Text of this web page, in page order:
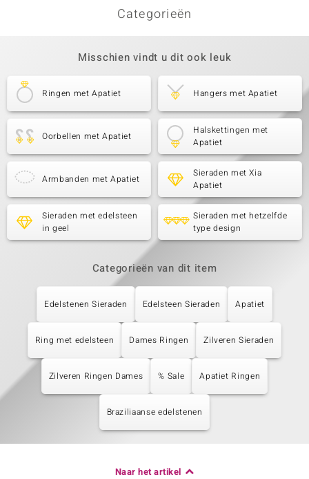
Categorieën
Misschien vindt u dit ook leuk
Ringen met Apatiet Hangers met Apatiet
Oorbellen met Apatiet
Halskettingen met
Apatiet
Armbanden met Apatiet
Sieraden met Xia
Apatiet
Sieraden met edelsteen
in geel
Sieraden met hetzelfde
type design
Categorieën van dit item
Edelstenen Sieraden Edelsteen Sieraden Apatiet
Ring met edelsteen Dames Ringen Zilveren Sieraden
Zilveren Ringen Dames % Sale Apatiet Ringen
Braziliaanse edelstenen
Naar het artikel